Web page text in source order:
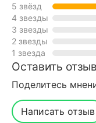
5 звёзд
4 звезды
3 звезды
2 звезды
1 звезда
Оставить
Поделитесь
Написать отзыв